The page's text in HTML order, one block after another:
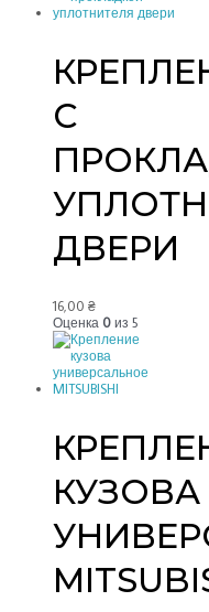
С
ДВЕРИ
16,00 ₴
Оценка 0 из 5
КУЗОВА